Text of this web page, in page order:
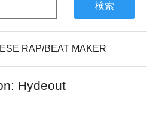
検索
RAP/BEAT MAKER
Hydeout